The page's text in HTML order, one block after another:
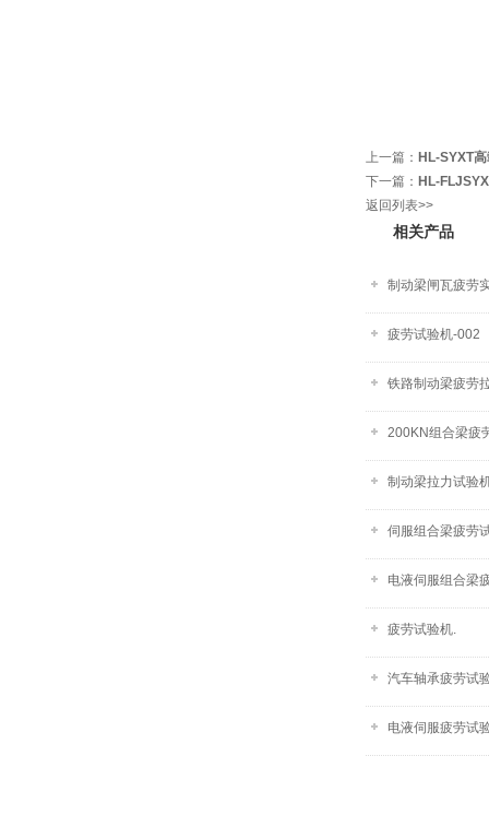
上一篇： HL-SYXT
下一篇： HL-
返回列表>>
相关产品
制动梁闸瓦疲劳
疲劳试验机-002
铁路制动梁疲劳
200KN组合梁疲
制动梁拉力试验
伺服组合梁疲劳
电液伺服组合梁
疲劳试验机.
汽车轴承疲劳试
电液伺服疲劳试